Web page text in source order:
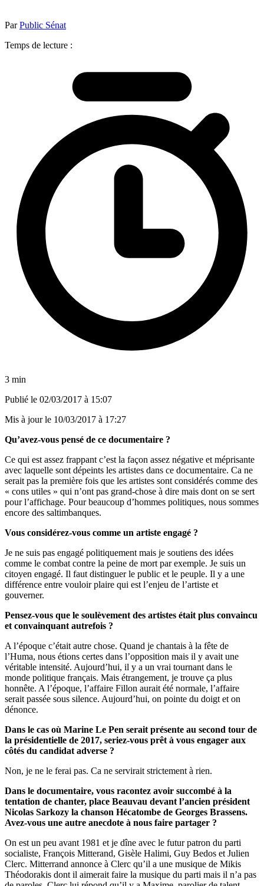
ParPublic Sénat
Temps de lecture :
3 min
Publié le 02/03/2017 à 15:07
Mis à jour le 10/03/2017 à 17:27
Qu’avez-vous pensé de ce documentaire ?
Ce qui est assez frappant c’est la façon assez négative et méprisante
avec laquelle sont dépeints les artistes dans ce documentaire. Ca ne
serait pas la première fois que les artistes sont considérés comme des
« cons utiles » qui n’ont pas grand-chose à dire mais dont on se sert
pour l’affichage. Pour beaucoup d’hommes politiques, nous sommes
encore des saltimbanques.
Vous considérez-vous comme un artiste engagé ?
Je ne suis pas engagé politiquement mais je soutiens des idées
comme le combat contre la peine de mort par exemple. Je suis un
citoyen engagé. Il faut distinguer le public et le peuple. Il y a une
différence entre vouloir plaire qui est l’enjeu de l’artiste et
gouverner.
Pensez-vous que le soulèvement des artistes était plus convaincu
et convainquant autrefois ?
A l’époque c’était autre chose. Quand je chantais à la fête de
l’Huma, nous étions certes dans l’opposition mais il y avait une
véritable intensité. Aujourd’hui, il y a un vrai tournant dans le
monde politique français. Mais étrangement, je trouve ça plus
honnête. A l’époque, l’affaire Fillon aurait été normale, l’affaire
serait passée sous silence. Aujourd’hui, on pointe du doigt et on
dénonce.
Dans le cas où Marine Le Pen serait présente au second tour de
la présidentielle de 2017, seriez-vous prêt à vous engager aux
côtés du candidat adverse ?
Non, je ne le ferai pas. Ca ne servirait strictement à rien.
Dans le documentaire, vous racontez avoir succombé à la
tentation de chanter, place Beauvau devant l’ancien président
Nicolas Sarkozy la chanson Hécatombe de Georges Brassens.
Avez-vous une autre anecdote à nous faire partager ?
On est un peu avant 1981 et je dîne avec le futur patron du parti
socialiste, François Mitterand, Gisèle Halimi, Guy Bedos et Julien
Clerc. Mitterrand annonce à Clerc qu’il a une musique de Mikis
Théodorakis dont il aimerait faire la musique du parti mais il n’a pas